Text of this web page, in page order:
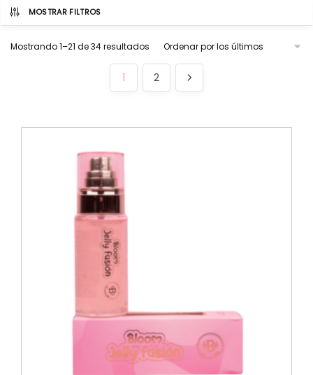
MOSTRAR FILTROS
Mostrando 1–21 de 34 resultados
1 2